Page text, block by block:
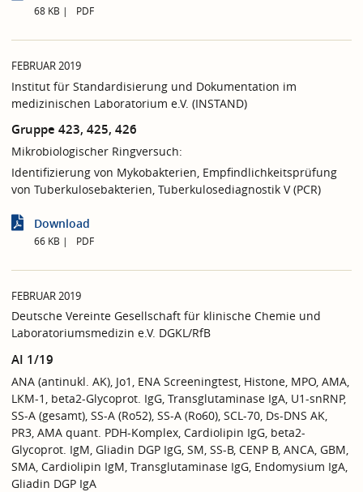
68 KB PDF
FEBRUAR 2019
Institut für Standardisierung und Dokumentation im
medizinischen Laboratorium e.V. (INSTAND)
Gruppe 423, 425, 426
Mikrobiologischer Ringversuch:
Identifizierung von Mykobakterien, Empfindlichkeitsprüfung
von Tuberkulosebakterien, Tuberkulosediagnostik V (PCR)
Download
66 KB PDF
FEBRUAR 2019
Deutsche Vereinte Gesellschaft für klinische Chemie und
Laboratoriumsmedizin e.V. DGKL/RfB
AI 1/19
ANA (antinukl. AK), Jo1, ENA Screeningtest, Histone, MPO, AMA,
LKM-1, beta2-Glycoprot. IgG, Transglutaminase IgA, U1-snRNP,
SS-A (gesamt), SS-A (Ro52), SS-A (Ro60), SCL-70, Ds-DNS AK,
PR3, AMA quant. PDH-Komplex, Cardiolipin IgG, beta2-
Glycoprot. IgM, Gliadin DGP IgG, SM, SS-B, CENP B, ANCA, GBM,
SMA, Cardiolipin IgM, Transglutaminase IgG, Endomysium IgA,
Gliadin DGP IgA